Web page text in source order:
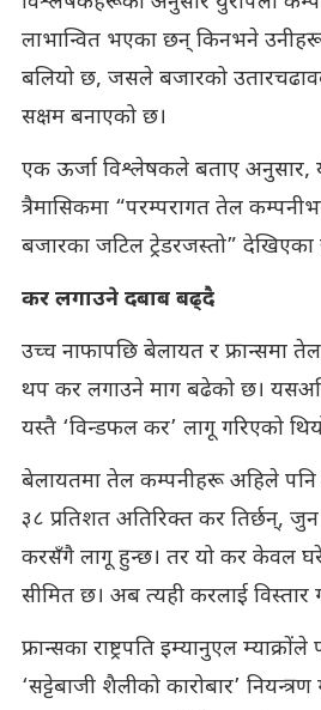
लाभान्वित भएका छन् किनभने
बलियो छ, जसले बजारको
सक्षम बनाएको छ।
एक ऊर्जा विश्लेषकले बताए अनुसार,
त्रैमासिकमा “परम्परागत तेल
बजारका जटिल ट्रेडरजस्तो” देखिएका
कर लगाउने दबाब बढ्दै
उच्च नाफापछि बेलायत र फ्रान्समा
थप कर लगाउने माग बढेको छ।
यस्तै ‘विन्डफल कर’ लागू गरिएको
बेलायतमा तेल कम्पनीहरू अहिले पनि
३८ प्रतिशत अतिरिक्त कर तिर्छन्, जुन
करसँगै लागू हुन्छ। तर यो कर केवल
सीमित छ। अब त्यही करलाई विस्तार
फ्रान्सका राष्ट्रपति इम्यानुएल
‘सट्टेबाजी शैलीको कारोबार’